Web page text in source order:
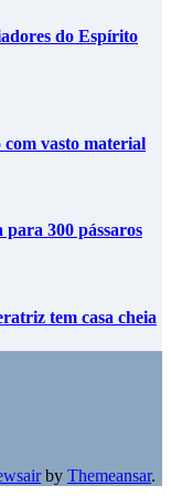
do Espírito
com vasto material
300 pássaros
tem casa cheia
by Themeansar.